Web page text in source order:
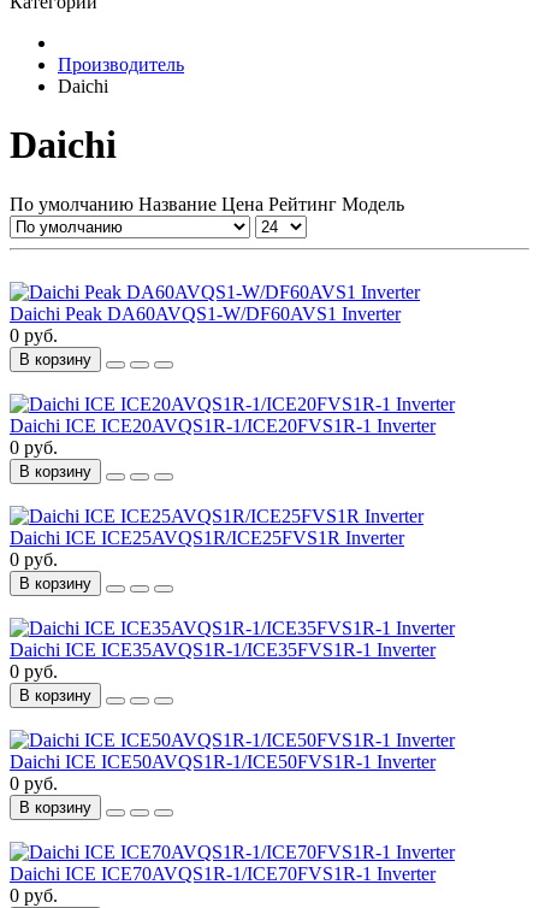
Производитель
Daichi
Daichi
По умолчанию Название Цена Рейтинг Модель
Daichi Peak DA60AVQS1-W/DF60AVS1 Inverter
0 руб.
В корзину
Daichi ICE ICE20AVQS1R-1/ICE20FVS1R-1 Inverter
0 руб.
В корзину
Daichi ICE ICE25AVQS1R/ICE25FVS1R Inverter
0 руб.
В корзину
Daichi ICE ICE35AVQS1R-1/ICE35FVS1R-1 Inverter
0 руб.
В корзину
Daichi ICE ICE50AVQS1R-1/ICE50FVS1R-1 Inverter
0 руб.
В корзину
Daichi ICE ICE70AVQS1R-1/ICE70FVS1R-1 Inverter
0 руб.